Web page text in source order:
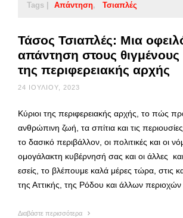
Tags | Απάντηση Τσιαπλές
Τάσος Τσιαπλές: Μια
απάντηση στους
της περιφερειακής αρχής
24 ΙΟΥΛΊΟΥ, 2023
Κύριοι της περιφερειακής αρχής, το πώς
ανθρώπινη ζωή, τα σπίτια και τις
το δασικό περιβάλλον, οι πολιτικές και οι
ομογάλακτη κυβέρνησή σας και οι άλλες
εσείς, το βλέπουμε καλά μέρες τώρα, στις
της Αττικής, της Ρόδου και άλλων περιοχών
Διαβάστε περισσότερα